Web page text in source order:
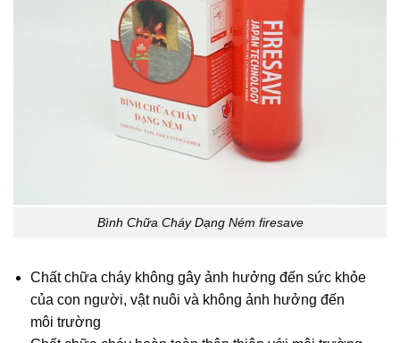
Bình Chữa Cháy Dạng Ném firesave
Chất chữa cháy không gây ảnh hưởng đến sức khỏe
của con người, vật nuôi và không ảnh hưởng đến
môi trường